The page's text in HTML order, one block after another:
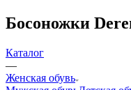
Босоножки
Каталог
—
Женская обувь